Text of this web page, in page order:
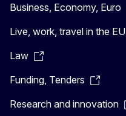
Business, Economy, Euro
Live, work, travel in the EU
Law
Funding, Tenders
Research and innovation